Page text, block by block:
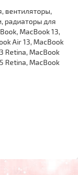
вентиляторы,
радиаторы для
MacBook 13,
Air 13, MacBook
Retina, MacBook
Retina, MacBook